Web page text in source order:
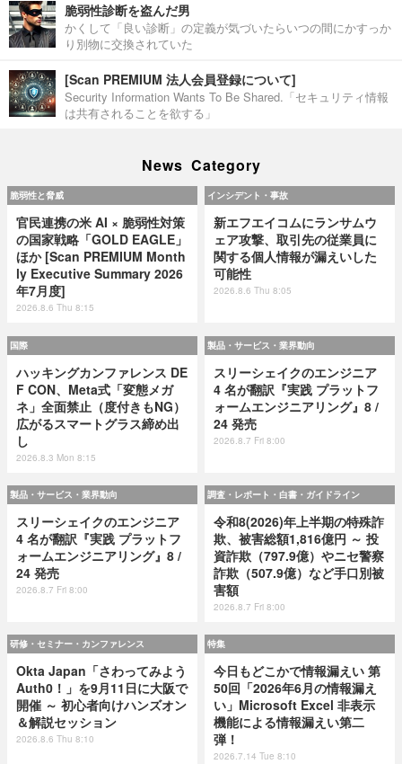
脆弱性診断を盗んだ男
かくして「良い診断」の定義が気づいたらいつの間にかすっか
り別物に交換されていた
[Scan PREMIUM 法人会員登録について]
Security Information Wants To Be Shared.「セキュリティ情報
は共有されることを欲する」
News Category
脆弱性と脅威
官民連携の米 AI × 脆弱性対策
の国家戦略「GOLD EAGLE」
ほか [Scan PREMIUM Month
ly Executive Summary 2026
年7月度]
2026.8.6 Thu 8:15
インシデント・事故
新エフエイコムにランサムウ
ェア攻撃、取引先の従業員に
関する個人情報が漏えいした
可能性
2026.8.6 Thu 8:05
国際
ハッキングカンファレンス DE
F CON、Meta式「変態メガ
ネ」全面禁止（度付きもNG）
広がるスマートグラス締め出
し
2026.8.3 Mon 8:15
製品・サービス・業界動向
スリーシェイクのエンジニア
4 名が翻訳『実践 プラットフ
ォームエンジニアリング』8 /
24 発売
2026.8.7 Fri 8:00
製品・サービス・業界動向
スリーシェイクのエンジニア
4 名が翻訳『実践 プラットフ
ォームエンジニアリング』8 /
24 発売
2026.8.7 Fri 8:00
調査・レポート・白書・ガイドライン
令和8(2026)年上半期の特殊詐
欺、被害総額1,816億円 ～ 投
資詐欺（797.9億）やニセ警察
詐欺（507.9億）など手口別被
害額
2026.8.7 Fri 8:00
研修・セミナー・カンファレンス
Okta Japan「さわってみよう
Auth0！」を9月11日に大阪で
開催 ～ 初心者向けハンズオン
＆解説セッション
2026.8.6 Thu 8:10
特集
今日もどこかで情報漏えい 第
50回「2026年6月の情報漏え
い」Microsoft Excel 非表示
機能による情報漏えい第二
弾！
2026.7.14 Tue 8:10